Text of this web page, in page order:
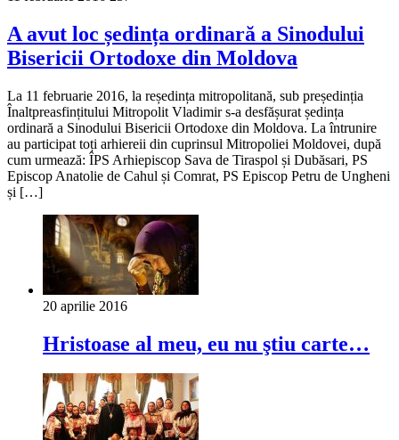
A avut loc ședința ordinară a Sinodului
Bisericii Ortodoxe din Moldova
La 11 februarie 2016, la reședința mitropolitană, sub președinția
Înaltpreasfințitului Mitropolit Vladimir s-a desfășurat ședința
ordinară a Sinodului Bisericii Ortodoxe din Moldova. La întrunire
au participat toți arhiereii din cuprinsul Mitropoliei Moldovei, după
cum urmează: ÎPS Arhiepiscop Sava de Tiraspol și Dubăsari, PS
Episcop Anatolie de Cahul și Comrat, PS Episcop Petru de Ungheni
și […]
20 aprilie 2016
Hristoase al meu, eu nu ştiu carte…